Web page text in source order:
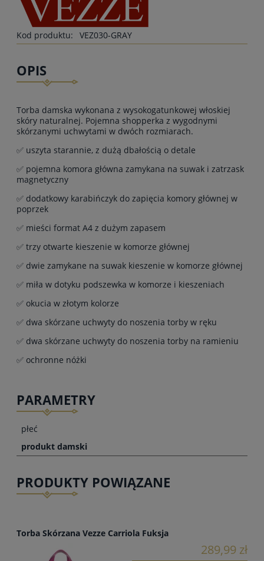
Kod produktu: VEZ030-GRAY
OPIS
Torba damska wykonana z wysokogatunkowej włoskiej
skóry naturalnej. Pojemna shopperka z wygodnymi
skórzanymi uchwytami w dwóch rozmiarach.
✅ uszyta starannie, z dużą dbałością o detale
✅ pojemna komora główna zamykana na suwak i zatrzask
magnetyczny
✅ dodatkowy karabińczyk do zapięcia komory głównej w
poprzek
✅ mieści format A4 z dużym zapasem
✅ trzy otwarte kieszenie w komorze głównej
✅ dwie zamykane na suwak kieszenie w komorze głównej
✅ miła w dotyku podszewka w komorze i kieszeniach
✅ okucia w złotym kolorze
✅ dwa skórzane uchwyty do noszenia torby w ręku
✅ dwa skórzane uchwyty do noszenia torby na ramieniu
✅ ochronne nóżki
PARAMETRY
płeć
produkt damski
PRODUKTY POWIĄZANE
Torba Skórzana Vezze Carriola Fuksja
289,99 zł